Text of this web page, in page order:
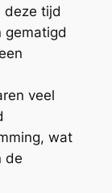
deze tijd
gematigd
veel
wat
de